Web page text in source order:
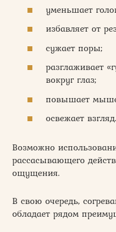
уменьшает
избавляет от
сужает поры;
разглаживает
вокруг глаз;
повышает
освежает взгляд.
Возможно
рассасывающего
ощущения.
В свою очередь,
обладает рядом